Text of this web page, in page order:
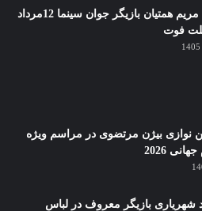
درگذشت مریم همتیان بازیگر جوان سینما 12مرداد
نوازی بیژن مرتضوی در مراسم ویژه
2026
شهریاری بازیگر معروف در لباس